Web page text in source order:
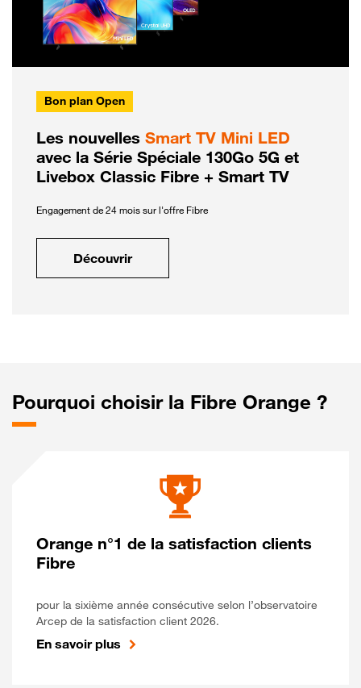
Bon plan Open
Les nouvelles Smart TV Mini LED
avec la Série Spéciale 130Go 5G et
Livebox Classic Fibre + Smart TV
Engagement de 24 mois sur l'offre Fibre
Découvrir
Pourquoi choisir la Fibre Orange ?
Orange n°1 de la satisfaction clients
Fibre
pour la sixième année consécutive selon l’observatoire
Arcep de la satisfaction client 2026.
En savoir plus